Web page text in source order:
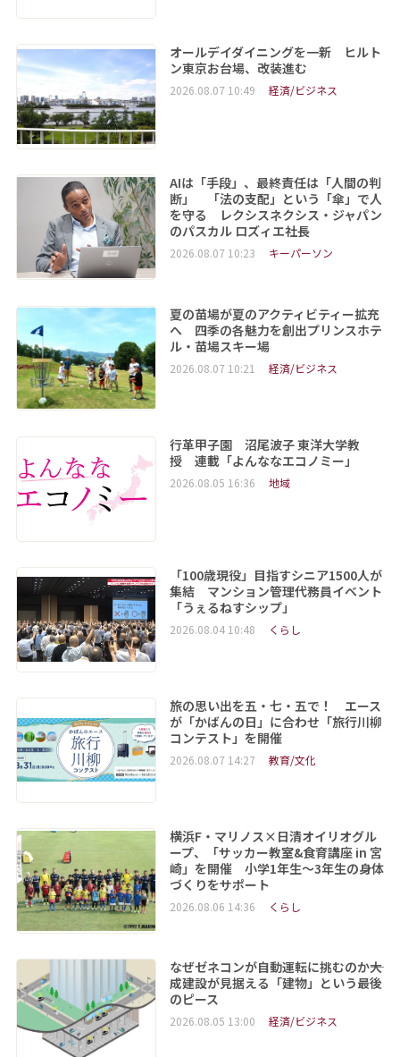
オールデイダイニングを一新 ヒルト
ン東京お台場、改装進む
2026.08.07 10:49 経済/ビジネス
AIは「手段」、最終責任は「人間の判
断」 「法の支配」という「傘」で人
を守る レクシスネクシス・ジャパン
のパスカル ロズィエ社長
2026.08.07 10:23 キーパーソン
夏の苗場が夏のアクティビティー拡充
へ 四季の各魅力を創出プリンスホテ
ル・苗場スキー場
2026.08.07 10:21 経済/ビジネス
行革甲子園 沼尾波子 東洋大学教
授 連載「よんななエコノミー」
2026.08.05 16:36 地域
「100歳現役」目指すシニア1500人が
集結 マンション管理代務員イベント
「うぇるねすシップ」
2026.08.04 10:48 くらし
旅の思い出を五・七・五で！ エース
が「かばんの日」に合わせ「旅行川柳
コンテスト」を開催
2026.08.07 14:27 教育/文化
横浜F・マリノス×日清オイリオグル
ープ、「サッカー教室&食育講座 in 宮
崎」を開催 小学1年生～3年生の身体
づくりをサポート
2026.08.06 14:36 くらし
なぜゼネコンが自動運転に挑むのか――大
成建設が見据える「建物」という最後
のピース
2026.08.05 13:00 経済/ビジネス